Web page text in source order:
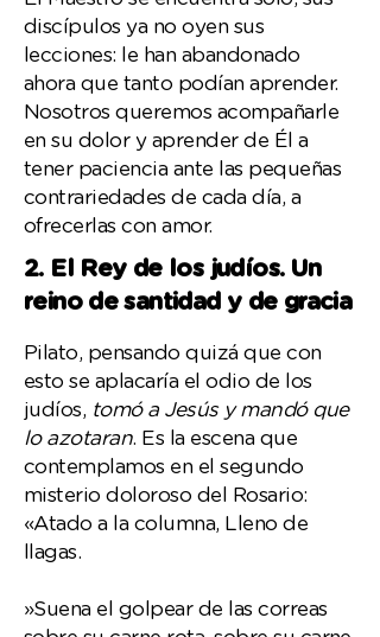
discípulos ya no oyen sus
lecciones: le han abandonado
ahora que tanto podían aprender.
Nosotros queremos acompañarle
en su dolor y aprender de Él a
tener paciencia ante las pequeñas
contrariedades de cada día, a
ofrecerlas con amor.
2. El Rey de los judíos. Un
reino de santidad y de gracia
Pilato, pensando quizá que con
esto se aplacaría el odio de los
judíos, tomó a Jesús y mandó que
lo azotaran. Es la escena que
contemplamos en el segundo
misterio doloroso del Rosario:
«Atado a la columna, Lleno de
llagas.
»Suena el golpear de las correas